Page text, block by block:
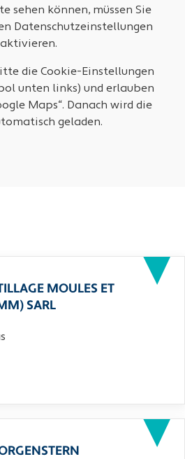
sehen können, müssen Sie
Datenschutzeinstellungen
aktivieren.
die Cookie-Einstellungen
unten links) und erlauben
Maps“. Danach wird die
geladen.
MOULES ET
SARL